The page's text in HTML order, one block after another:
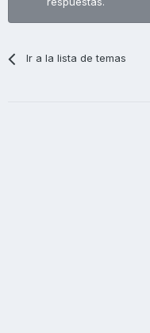
Ir a la lista de temas